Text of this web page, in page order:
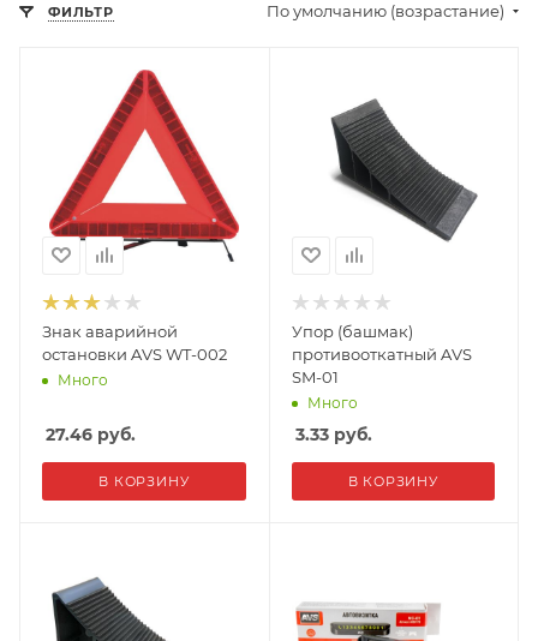
ФИЛЬТР По умолчанию (возрастание)
Знак аварийной
остановки AVS WT-002
Много
27.46 руб.
В КОРЗИНУ
Упор (башмак)
противооткатный AVS
SM-01
Много
3.33руб.
В КОРЗИНУ